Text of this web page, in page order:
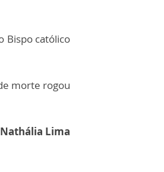
Bispo católico
morte rogou
Lima